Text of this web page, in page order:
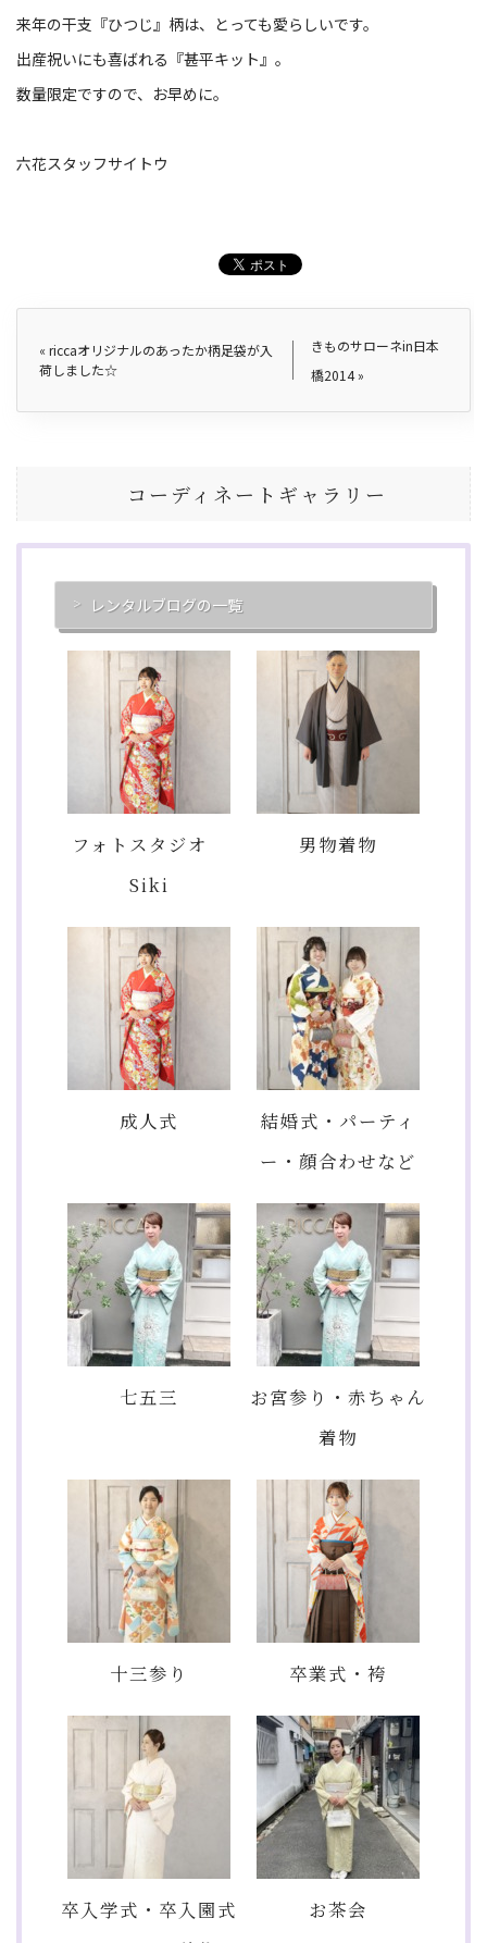
来年の干支『ひつじ』柄は、とっても愛らしいです。
出産祝いにも喜ばれる『甚平キット』。
数量限定ですので、お早めに。
六花スタッフサイトウ
« riccaオリジナルのあったか柄足袋が入
荷しました☆
きものサローネin日本
橋2014»
コーディネートギャラリー
レンタルブログの一覧
フォトスタジオ
Siki
男物着物
成人式
結婚式・パーティ
ー・顔合わせなど
七五三
お宮参り・赤ちゃん
着物
十三参り 卒業式・袴
卒入学式・卒入園式
お茶会